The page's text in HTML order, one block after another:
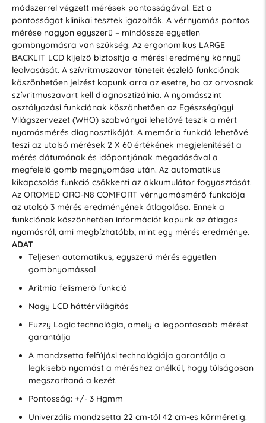
módszerrel végzett mérések pontosságával. Ezt a
pontosságot klinikai tesztek igazolták. A vérnyomás pontos
mérése nagyon egyszerű – mindössze egyetlen
gombnyomásra van szükség. Az ergonomikus LARGE
BACKLIT LCD kijelző biztosítja a mérési eredmény könnyű
leolvasását. A szívritmuszavar tüneteit észlelő funkciónak
köszönhetően jelzést kapunk arra az esetre, ha az orvosnak
szívritmuszavart kell diagnosztizálnia. A nyomásszint
osztályozási funkciónak köszönhetően az Egészségügyi
Világszervezet (WHO) szabványai lehetővé teszik a mért
nyomásmérés diagnosztikáját. A memória funkció lehetővé
teszi az utolsó mérések 2 X 60 értékének megjelenítését a
mérés dátumának és időpontjának megadásával a
megfelelő gomb megnyomása után. Az automatikus
kikapcsolás funkció csökkenti az akkumulátor fogyasztását.
Az OROMED ORO-N8 COMFORT vérnyomásmérő funkciója
az utolsó 3 mérés eredményének átlagolása. Ennek a
funkciónak köszönhetően információt kapunk az átlagos
nyomásról, ami megbízhatóbb, mint egy mérés eredménye.
ADAT
Teljesen automatikus, egyszerű mérés egyetlen
gombnyomással
Aritmia felismerő funkció
Nagy LCD háttérvilágítás
Fuzzy Logic technológia, amely a legpontosabb mérést
garantálja
A mandzsetta felfújási technológiája garantálja a
legkisebb nyomást a méréshez anélkül, hogy túlságosan
megszorítaná a kezét.
Pontosság: +/- 3 Hgmm
Univerzális mandzsetta 22 cm-től 42 cm-es körméretig.